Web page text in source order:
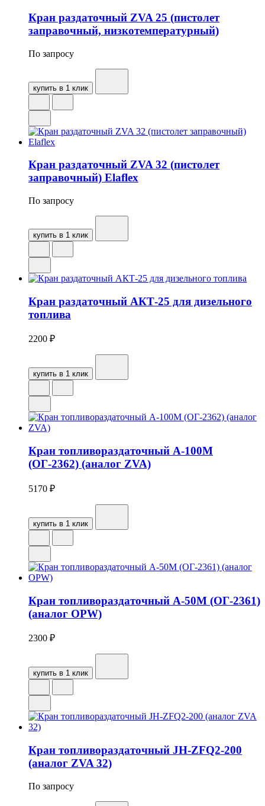
Кран раздаточный ZVA 25 (пистолет
заправочный, низкотемпературный)
По запросу
купить в 1 клик
Кран раздаточный ZVA 32 (пистолет
заправочный) Elaflex
По запросу
купить в 1 клик
Кран раздаточный АКТ-25 для дизельного
топлива
2200 ₽
купить в 1 клик
Кран топливораздаточный А-100М
(ОГ-2362) (аналог ZVA)
5170 ₽
купить в 1 клик
Кран топливораздаточный А-50М (ОГ-2361)
(аналог OPW)
2300 ₽
купить в 1 клик
Кран топливораздаточный JH-ZFQ2-200
(аналог ZVA 32)
По запросу